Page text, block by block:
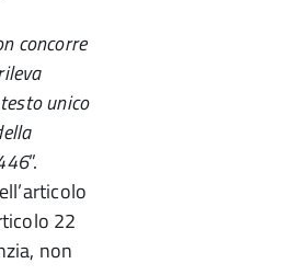
concorre
unico
”.
22
non